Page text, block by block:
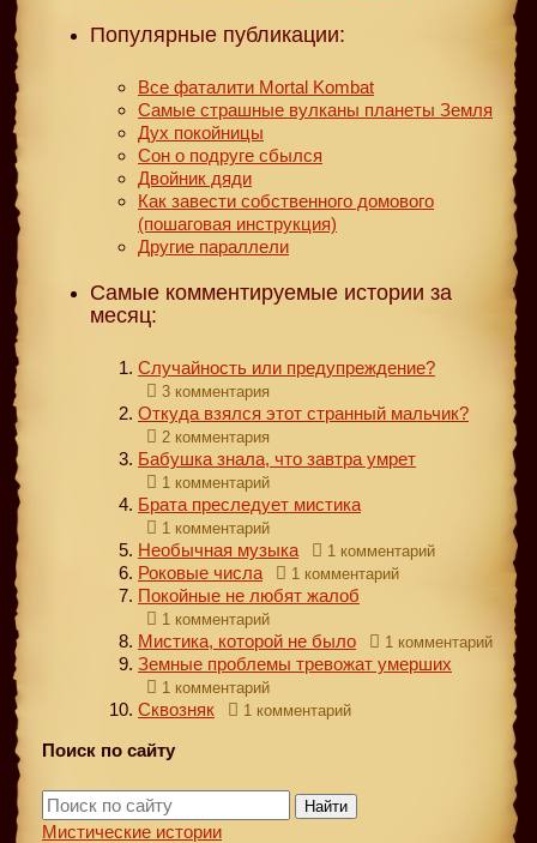
Популярные публикации:
Все фаталити Mortal Kombat
Самые страшные вулканы планеты Земля
Дух покойницы
Сон о подруге сбылся
Двойник дяди
Как завести собственного домового
(пошаговая инструкция)
Другие параллели
Самые комментируемые истории за
месяц:
Случайность или предупреждение?
3 комментария
Откуда взялся этот странный мальчик?
2 комментария
Бабушка знала, что завтра умрет
1 комментарий
Брата преследует мистика
1 комментарий
Необычная музыка 1 комментарий
Роковые числа 1 комментарий
Покойные не любят жалоб
1 комментарий
Мистика, которой не было 1 комментарий
Земные проблемы тревожат умерших
1 комментарий
Сквозняк 1 комментарий
Поиск по сайту
Найти
Мистические истории